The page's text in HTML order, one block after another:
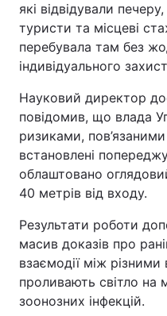
які відвідували
туристи та місцеві
перебувала там без
індивідуального
Науковий директор
повідомив, що влада
ризиками,
встановлені
облаштовано
40 метрів від входу.
Результати роботи
масив доказів про
взаємодії між
проливають світло на
зоонозних інфекцій.